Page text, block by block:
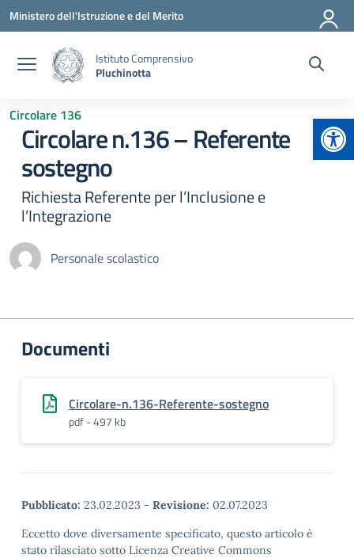
Vai ai contenuti
Vai al menu di navigazione
Vai al footer
Ministero dell'Istruzione e del Merito
Istituto Comprensivo
Pluchinotta
Circolare 136
Circolare n.136 – Referente
sostegno
Richiesta Referente per l’Inclusione e
l’Integrazione
Personale scolastico
Documenti
Circolare-n.136-Referente-sostegno
pdf - 497 kb
Pubblicato: 23.02.2023 - Revisione: 02.07.2023
Eccetto dove diversamente specificato, questo articolo è
stato rilasciato sotto Licenza Creative Commons